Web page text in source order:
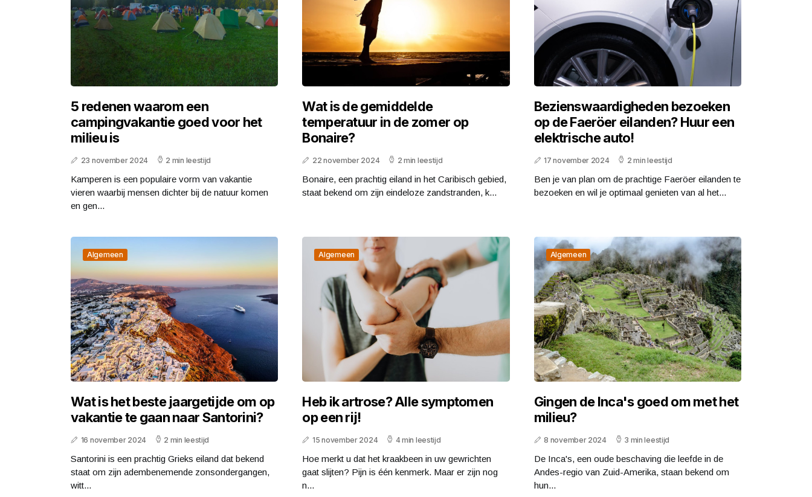
5 redenen waarom een
campingvakantie goed voor het
milieu is
23 november 2024 2 min leestijd
Kamperen is een populaire vorm van vakantie
vieren waarbij mensen dichter bij de natuur komen
en gen...
Wat is de gemiddelde
temperatuur in de zomer op
Bonaire?
22 november 2024 2 min leestijd
Bonaire, een prachtig eiland in het Caribisch gebied,
staat bekend om zijn eindeloze zandstranden, k...
Bezienswaardigheden bezoeken
op de Faeröer eilanden? Huur een
elektrische auto!
17 november 2024 2 min leestijd
Ben je van plan om de prachtige Faeröer eilanden te
bezoeken en wil je optimaal genieten van al het...
Algemeen
Wat is het beste jaargetijde om op
vakantie te gaan naar Santorini?
16 november 2024 2 min leestijd
Santorini is een prachtig Grieks eiland dat bekend
staat om zijn adembenemende zonsondergangen,
witt...
Algemeen
Heb ik artrose? Alle symptomen
op een rij!
15 november 2024 4 min leestijd
Hoe merkt u dat het kraakbeen in uw gewrichten
gaat slijten? Pijn is één kenmerk. Maar er zijn nog
n...
Algemeen
Gingen de Inca's goed om met het
milieu?
8 november 2024 3 min leestijd
De Inca's, een oude beschaving die leefde in de
Andes-regio van Zuid-Amerika, staan ​​bekend om
hun...